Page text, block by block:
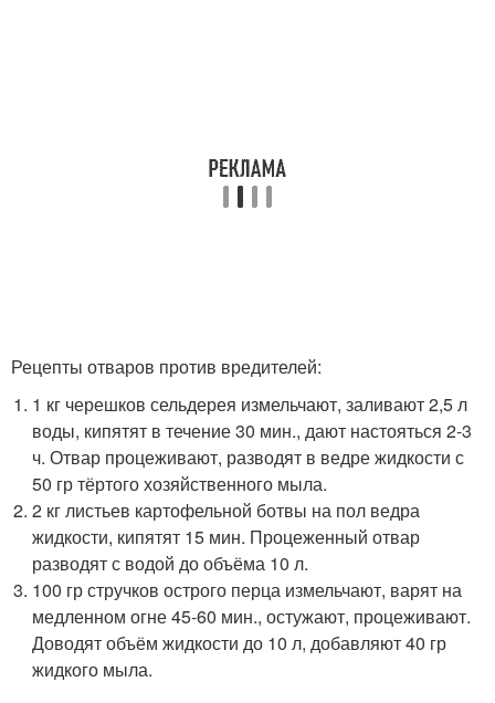
Рецепты отваров против вредителей:
1 кг черешков сельдерея измельчают, заливают 2,5 л
воды, кипятят в течение 30 мин., дают настояться 2-3
ч. Отвар процеживают, разводят в ведре жидкости с
50 гр тёртого хозяйственного мыла.
2 кг листьев картофельной ботвы на пол ведра
жидкости, кипятят 15 мин. Процеженный отвар
разводят с водой до объёма 10 л.
100 гр стручков острого перца измельчают, варят на
медленном огне 45-60 мин., остужают, процеживают.
Доводят объём жидкости до 10 л, добавляют 40 гр
жидкого мыла.